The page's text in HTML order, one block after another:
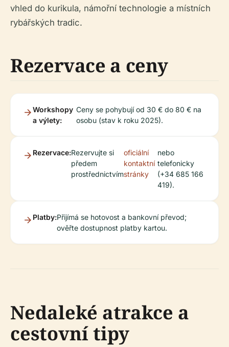
vhled do kurikula, námořní technologie a místních
rybářských tradic.
Rezervace a ceny
Workshopy
a výlety:
Ceny se pohybují od 30 € do 80 € na
osobu (stav k roku 2025).
Rezervace:Rezervujte si
předem
prostřednictvím
oficiální
kontaktní
stránky
nebo
telefonicky
(+34 685 166
419).
Platby:Přijímá se hotovost a bankovní převod;
ověřte dostupnost platby kartou.
Nedaleké atrakce a
cestovní tipy